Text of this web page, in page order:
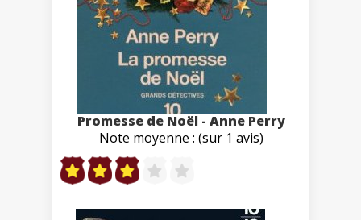
Promesse de Noël - Anne Perry
Note moyenne : (sur 1 avis)